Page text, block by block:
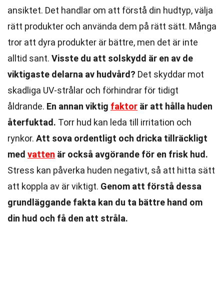
ansiktet. Det handlar om att förstå din hudtyp, välja
rätt produkter och använda dem på rätt sätt. Många
tror att dyra produkter är bättre, men det är inte
alltid sant. Visste du att solskydd är en av de
viktigaste delarna av hudvård? Det skyddar mot
skadliga UV-strålar och förhindrar för tidigt
åldrande. En annan viktig faktor är att hålla huden
återfuktad. Torr hud kan leda till irritation och
rynkor. Att sova ordentligt och dricka tillräckligt
med vatten är också avgörande för en frisk hud.
Stress kan påverka huden negativt, så att hitta sätt
att koppla av är viktigt. Genom att förstå dessa
grundläggande fakta kan du ta bättre hand om
din hud och få den att stråla.